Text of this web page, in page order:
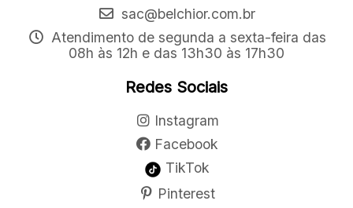
sac@belchior.com.br
Atendimento de segunda a sexta-feira das
08h às 12h e das 13h30 às 17h30
Redes Sociais
Instagram
Facebook
TikTok
Pinterest